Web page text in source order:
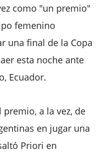
como "un premio"
femenino
una final de la Copa
esta noche ante
Ecuador.
a la vez, de
en jugar una
Priori en